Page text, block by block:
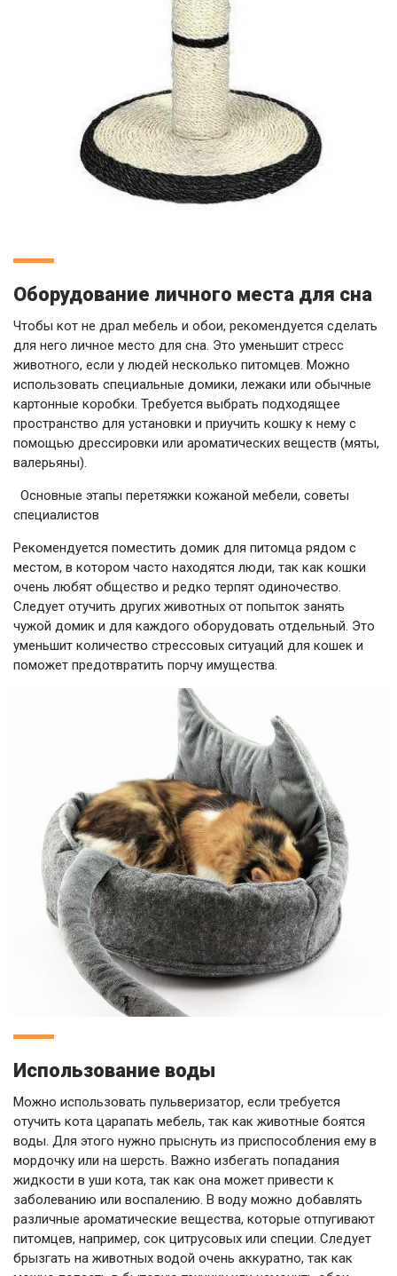
Оборудование личного места для сна
Чтобы кот не драл мебель и обои, рекомендуется сделать
для него личное место для сна. Это уменьшит стресс
животного, если у людей несколько питомцев. Можно
использовать специальные домики, лежаки или обычные
картонные коробки. Требуется выбрать подходящее
пространство для установки и приучить кошку к нему с
помощью дрессировки или ароматических веществ (мяты,
валерьяны).
Основные этапы перетяжки кожаной мебели, советы
специалистов
Рекомендуется поместить домик для питомца рядом с
местом, в котором часто находятся люди, так как кошки
очень любят общество и редко терпят одиночество.
Следует отучить других животных от попыток занять
чужой домик и для каждого оборудовать отдельный. Это
уменьшит количество стрессовых ситуаций для кошек и
поможет предотвратить порчу имущества.
Использование воды
Можно использовать пульверизатор, если требуется
отучить кота царапать мебель, так как животные боятся
воды. Для этого нужно прыснуть из приспособления ему в
мордочку или на шерсть. Важно избегать попадания
жидкости в уши кота, так как она может привести к
заболеванию или воспалению. В воду можно добавлять
различные ароматические вещества, которые отпугивают
питомцев, например, сок цитрусовых или специи. Следует
брызгать на животных водой очень аккуратно, так как